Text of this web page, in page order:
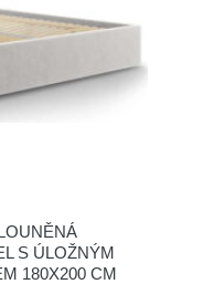
S ÚLOŽNÝM
180X200 CM